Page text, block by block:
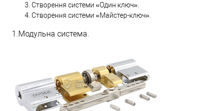
Створення системи «Один ключ».
Створення системи «Майстер-ключ».
1.Модульна система.